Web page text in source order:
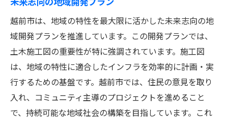
越前市は、地域の特性を最大限に活かした未来志向の地
域開発プランを推進しています。この開発プランでは、
土木施工図の重要性が特に強調されています。施工図
は、地域の特性に適合したインフラを効率的に計画・実
行するための基盤です。越前市では、住民の意見を取り
入れ、コミュニティ主導のプロジェクトを進めること
で、持続可能な地域社会の構築を目指しています。これ